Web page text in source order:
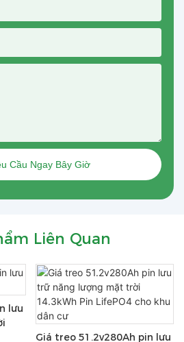
Cầu Ngay Bây Giờ
Liên Quan
lưu
Giá treo 51.2v280Ah pin lưu